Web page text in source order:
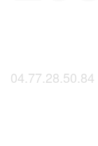
04.77.28.50.84